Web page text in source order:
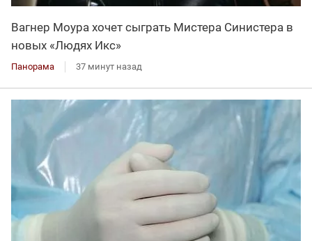
Вагнер Моура хочет сыграть Мистера Синистера в
новых «Людях Икс»
Панорама 37 минут назад